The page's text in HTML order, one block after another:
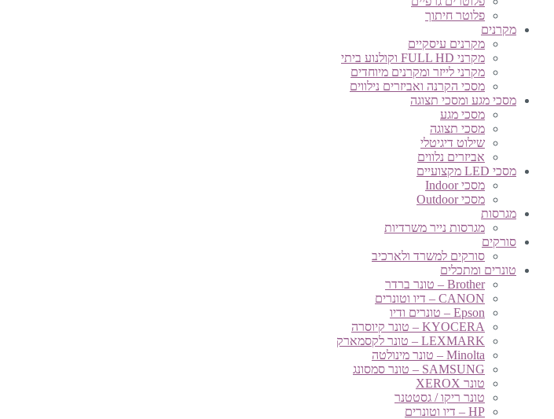
פלוטר חיתוך
מקרנים
מקרנים עיסקיים
מקרני FULL HD וקולנוע ביתי
מקרני לייזר ומקרנים מיוחדים
מסכי הקרנה ואביזרים נילווים
מסכי מגע ומסכי תצוגה
מסכי מגע
מסכי תצוגה
שילוט דיגיטלי
אביזרים נלווים
מסכי LED מקצועיים
מסכי Indoor
מסכי Outdoor
מגרסות
מגרסות נייר משרדיות
סורקים
סורקים למשרד ולארכיב
טונרים ומתכלים
Brother – טונר ברדר
CANON – דיו וטונרים
Epson – טונרים ודיו
KYOCERA – טונר קיוסרה
LEXMARK – טונר לקסמארק
Minolta – טונר מינולטה
SAMSUNG – טונר סמסונג
טונר XEROX
טונר ריקו / גסטטנר
HP – דיו וטונרים